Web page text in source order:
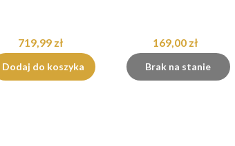
719,99 zł
Dodaj do koszyka
169,00 zł
Brak na stanie